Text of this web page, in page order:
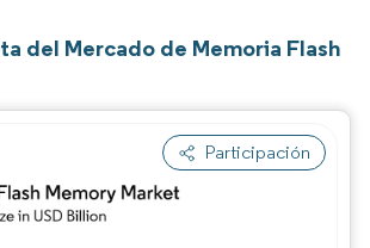
del Mercado de Memoria Flash
Participación